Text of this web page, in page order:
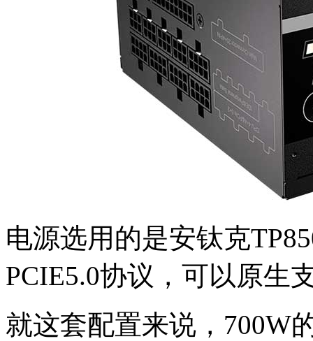
电源选用的是安钛克
PCIE5.0协议，可以原生
就这套配置来说，700W